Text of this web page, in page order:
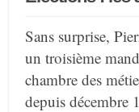
Sans surprise,
un troisième
chambre des
depuis décembre